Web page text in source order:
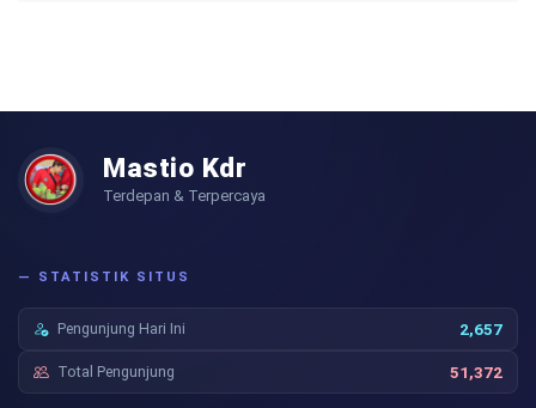
Mastio Kdr
Terdepan & Terpercaya
— STATISTIK SITUS
Pengunjung Hari Ini 2,657
Total Pengunjung 51,372